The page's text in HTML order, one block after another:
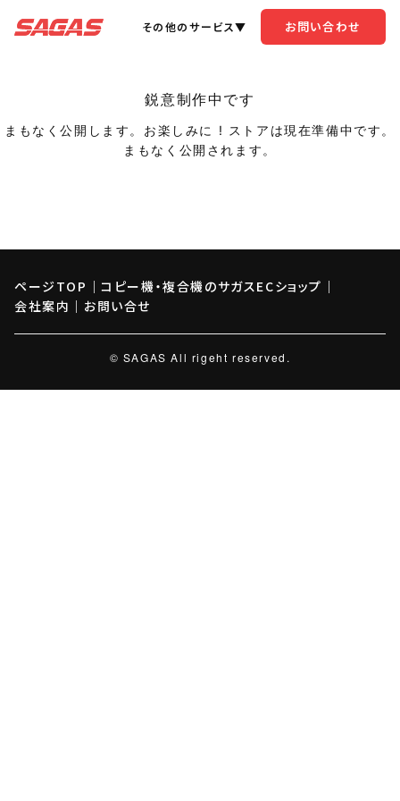
その他のサービス▼ お問い合わせ
鋭意制作中です
まもなく公開します。お楽しみに ! ストアは現在準備中です。
まもなく公開されます。
ページTOP ｜コピー機・複合機のサガスECショップ ｜
会社案内 ｜ お問い合せ
© SAGAS All rigeht reserved.